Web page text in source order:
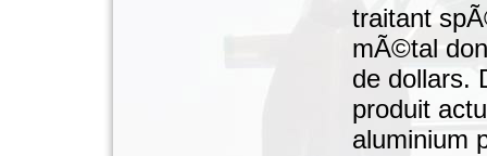
traitant
mÃ©tal
de dollars.
produit
aluminium